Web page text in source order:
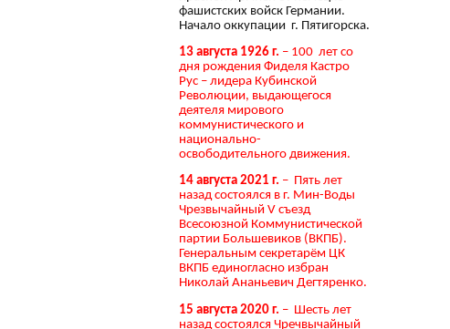
фашистских войск Германии.
Начало оккупации г. Пятигорска.
13 августа 1926 г. – 100 лет со
дня рождения Фиделя Кастро
Рус – лидера Кубинской
Революции, выдающегося
деятеля мирового
коммунистического и
национально-
освободительного движения.
14 августа 2021 г. – Пять лет
назад состоялся в г. Мин-Воды
Чрезвычайный V съезд
Всесоюзной Коммунистической
партии Большевиков (ВКПБ).
Генеральным секретарём ЦК
ВКПБ единогласно избран
Николай Ананьевич Дегтяренко.
15 августа 2020 г. – Шесть лет
назад состоялся Чречвычайный